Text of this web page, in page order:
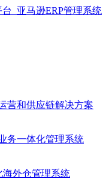
营和供应链解决方案
务一体化管理系统
海外仓管理系统